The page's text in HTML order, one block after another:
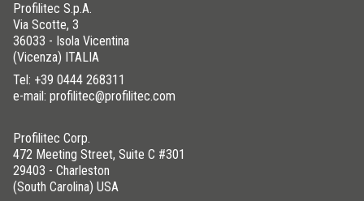
Profilitec S.p.A.
Via Scotte, 3
36033 - Isola Vicentina
(Vicenza) ITALIA
Tel: +39 0444 268311
e-mail: profilitec@profilitec.com
Profilitec Corp.
472 Meeting Street, Suite C #301
29403 - Charleston
(South Carolina) USA